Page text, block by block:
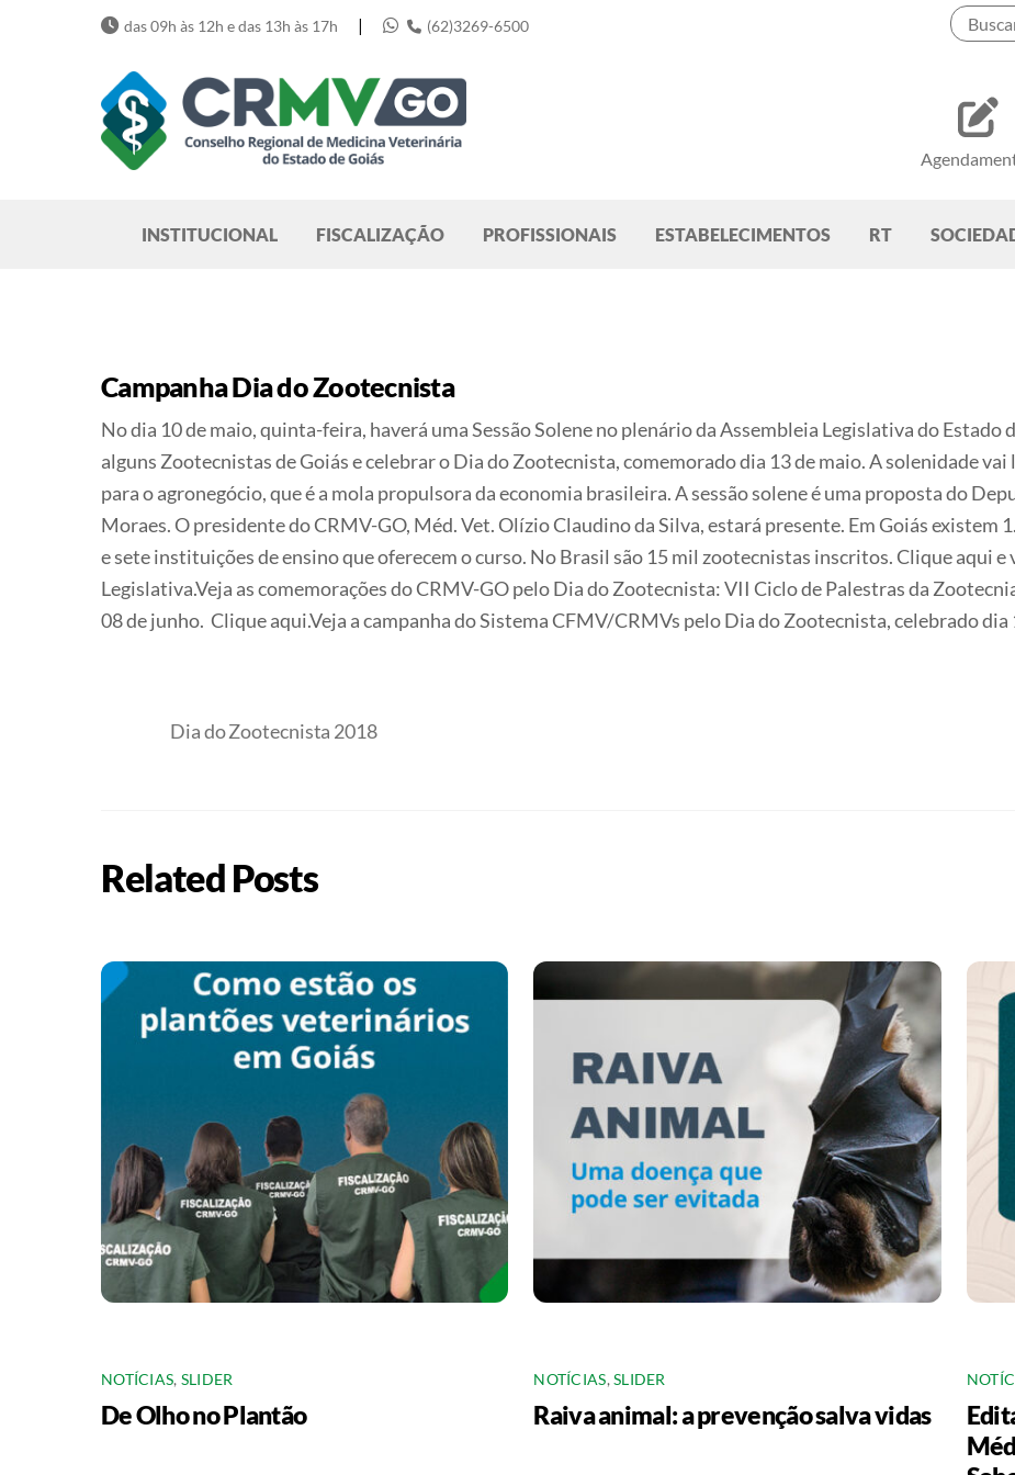
das 09h às 12h e das 13h às 17h | (62)3269-6500
INSTITUCIONAL FISCALIZAÇÃO PROFISSIONAIS ESTABELECIMENTOS RT
Campanha Dia do Zootecnista
No dia 10 de maio, quinta-feira, haverá uma Sessão Solene no plenário da Assembleia Legislativa do Estado
alguns Zootecnistas de Goiás e celebrar o Dia do Zootecnista, comemorado dia 13 de maio. A solenidade
para o agronegócio, que é a mola propulsora da economia brasileira. A sessão solene é uma proposta do
Moraes. O presidente do CRMV-GO, Méd. Vet. Olízio Claudino da Silva, estará presente. Em Goiás
e sete instituições de ensino que oferecem o curso. No Brasil são 15 mil zootecnistas inscritos. Clique aqui
Legislativa.Veja as comemorações do CRMV-GO pelo Dia do Zootecnista: VII Ciclo de Palestras da
08 de junho. Clique aqui.Veja a campanha do Sistema CFMV/CRMVs pelo Dia do Zootecnista, celebrado dia
Dia do Zootecnista 2018
Related Posts
NOTÍCIAS, SLIDER
De Olho no Plantão
NOTÍCIAS,SLIDER
Raiva animal: a prevenção salva vidas